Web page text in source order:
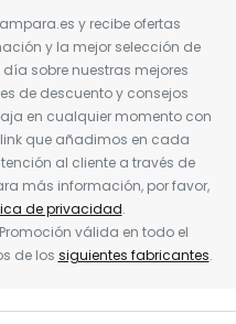
y recibe ofertas
y la mejor selección de
sobre nuestras mejores
de descuento y consejos
en cualquier momento con
que añadimos en cada
al cliente a través de
más información, por favor,
de privacidad.
válida en todo el
de los siguientes fabricantes.